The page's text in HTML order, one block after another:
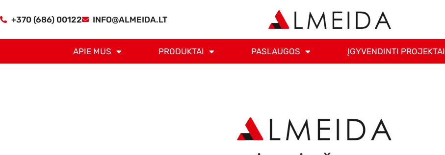
+370 (686) 00122 INFO@ALMEIDA.LT
APIE MUS PRODUKTAI PASLAUGOS ĮGYVENDINTI PROJEKTAI